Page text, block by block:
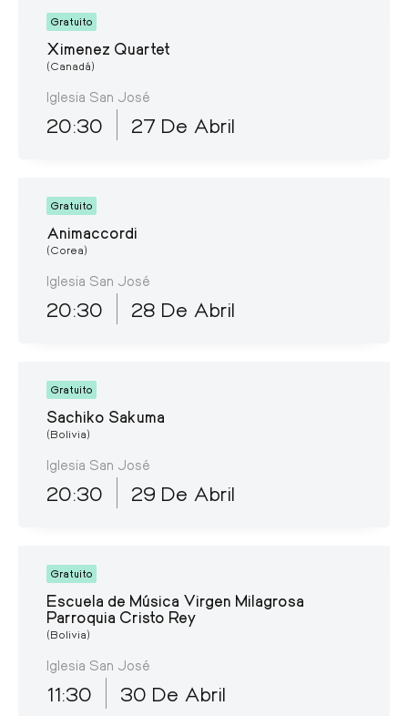
Gratuito
Ximenez Quartet
(Canadá)
Iglesia San José
20:30 27 De Abril
Gratuito
Animaccordi
(Corea)
Iglesia San José
20:30 28 De Abril
Gratuito
Sachiko Sakuma
(Bolivia)
Iglesia San José
20:30 29 De Abril
Gratuito
Escuela de Música Virgen Milagrosa
Parroquia Cristo Rey
(Bolivia)
Iglesia San José
11:30 30 De Abril